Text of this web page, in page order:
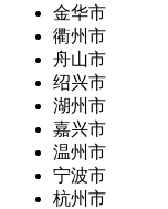
金华市
衢州市
舟山市
绍兴市
湖州市
嘉兴市
温州市
宁波市
杭州市